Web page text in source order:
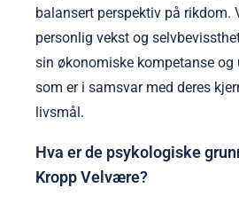
balansert perspektiv på rikdom.
personlig vekst og
sin økonomiske kompetanse og
som er i samsvar med deres
livsmål.
Hva er de psykologiske
Kropp Velvære?